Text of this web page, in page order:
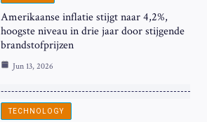
Amerikaanse inflatie stijgt naar 4,2%,
hoogste niveau in drie jaar door stijgende
brandstofprijzen
Jun 13, 2026
TECHNOLOGY